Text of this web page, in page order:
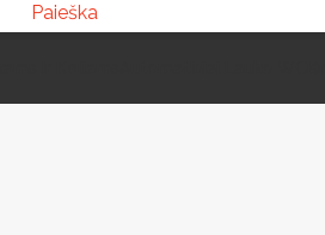
Paieška